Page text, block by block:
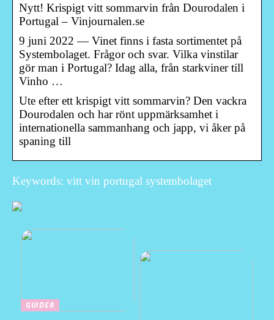
Nytt! Krispigt vitt sommarvin från Dourodalen i
Portugal – Vinjournalen.se
9 juni 2022 — Vinet finns i fasta sortimentet på
Systembolaget. Frågor och svar. Vilka vinstilar
gör man i Portugal? Idag alla, från starkviner till
Vinho …
Ute efter ett krispigt vitt sommarvin? Den vackra
Dourodalen och har rönt uppmärksamhet i
internationella sammanhang och japp, vi åker på
spaning till
Keywords: vitt vin portugal systembolaget
GUIDER